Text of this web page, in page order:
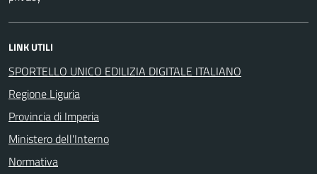
LINK UTILI
SPORTELLO UNICO EDILIZIA DIGITALE ITALIANO
Regione Liguria
Provincia di Imperia
Ministero dell'Interno
Normativa